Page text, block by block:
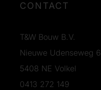
CONTACT
T&W Bouw B.V.
Nieuwe Udenseweg 6
5408 NE Volkel
0413 272 149